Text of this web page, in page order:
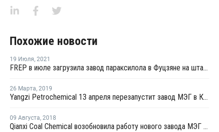
Похожие новости
19 Июля, 2021
FREP в июле загрузила завод параксилола в Фуцзяне на штатном уровне
26 Марта, 2019
Yangzi Petrochemical 13 апреля перезапустит завод МЭГ в Китае после планового ремонта
09 Августа, 2018
Qianxi Coal Chemical возобновила работу нового завода МЭГ в Цяньси после профилактики